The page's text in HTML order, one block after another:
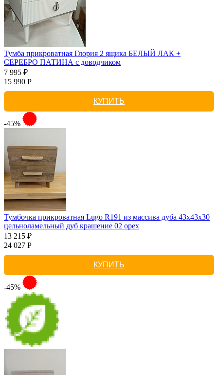
Тумба прикроватная Глория 2 ящика БЕЛЫЙ ЛАК +
СЕРЕБРО ПАТИНА с доводчиком
7 995 ₽
15 990 Р
КУПИТЬ
-45%
Тумбочка прикроватная Lugo R191 из массива дуба 43х43х30
цельноламельный дуб крашение 02 орех
13 215 ₽
24 027 Р
КУПИТЬ
-45%